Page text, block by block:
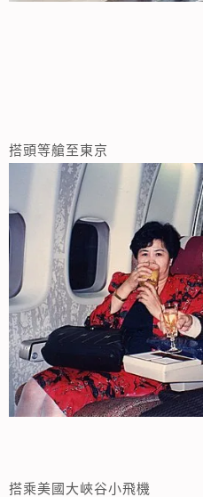
搭頭等艙至東京
搭乘美國大峽谷小飛機